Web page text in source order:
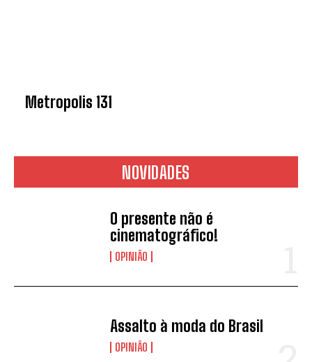
Metropolis 131
NOVIDADES
O presente não é
cinematográfico!
OPINIÃO
Assalto à moda do Brasil
OPINIÃO